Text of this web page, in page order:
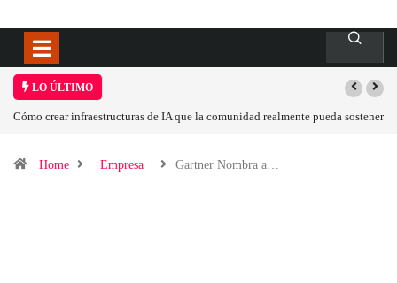
LO ÚLTIMO
crear infraestructuras de IA que la comunidad realmente pueda sostener Las
Home Empresa Gartner Nombra a…